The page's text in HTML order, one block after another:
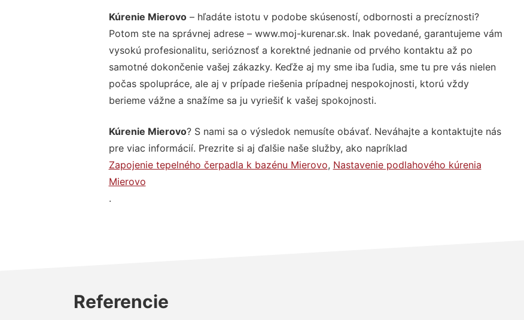
Kúrenie Mierovo– hľadáte istotu v podobe skúseností, odbornosti a precíznosti?
Potom ste na správnej adrese – www.moj-kurenar.sk. Inak povedané, garantujeme vám
vysokú profesionalitu, serióznosť a korektné jednanie od prvého kontaktu až po
samotné dokončenie vašej zákazky. Keďže aj my sme iba ľudia, sme tu pre vás nielen
počas spolupráce, ale aj v prípade riešenia prípadnej nespokojnosti, ktorú vždy
berieme vážne a snažíme sa ju vyriešiť k vašej spokojnosti.
Kúrenie Mierovo? S nami sa o výsledok nemusíte obávať. Neváhajte a kontaktujte nás
pre viac informácií. Prezrite si aj ďalšie naše služby, ako napríklad
Zapojenie tepelného čerpadla k bazénu Mierovo, Nastavenie podlahového kúrenia
Mierovo
.
Referencie